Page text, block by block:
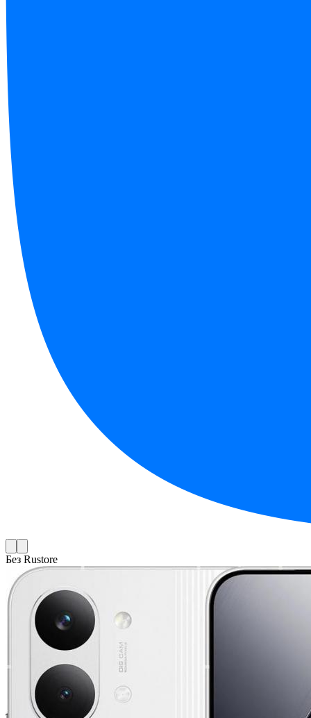
Без Rustore